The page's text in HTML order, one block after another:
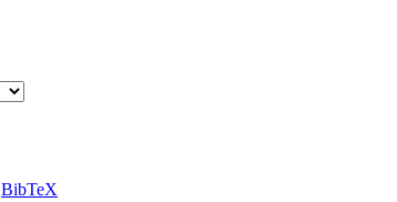
BibTeX